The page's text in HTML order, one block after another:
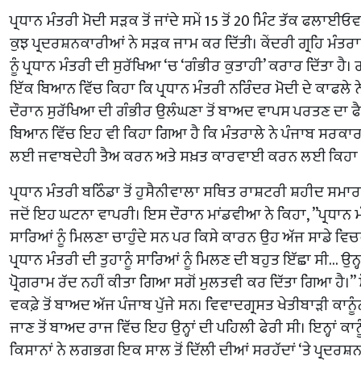
ਪ੍ਰਧਾਨ ਮੰਤਰੀ ਮੋਦੀ ਸੜਕ ਤੋਂ ਜਾਂਦੇ ਸਮੇਂ 15 ਤੋਂ 20 ਮਿੰਟ ਤੱਕ
ਕੁਝ ਪ੍ਰਦਰਸ਼ਨਕਾਰੀਆਂ ਨੇ ਸੜਕ ਜਾਮ ਕਰ ਦਿੱਤੀ। ਕੇਂਦਰੀ ਗ੍ਰਹਿ
ਨੂੰ ਪ੍ਰਧਾਨ ਮੰਤਰੀ ਦੀ ਸੁਰੱਖਿਆ ‘ਚ ‘ਗੰਭੀਰ ਕੁਤਾਹੀ’ ਕਰਾਰ ਦਿੱਤਾ ਹੈ।
ਇੱਕ ਬਿਆਨ ਵਿੱਚ ਕਿਹਾ ਕਿ ਪ੍ਰਧਾਨ ਮੰਤਰੀ ਨਰਿੰਦਰ ਮੋਦੀ ਦੇ ਕਾਫਲੇ
ਦੌਰਾਨ ਸੁਰੱਖਿਆ ਦੀ ਗੰਭੀਰ ਉਲੰਘਣਾ ਤੋਂ ਬਾਅਦ ਵਾਪਸ ਪਰਤਣ ਦਾ
ਬਿਆਨ ਵਿੱਚ ਇਹ ਵੀ ਕਿਹਾ ਗਿਆ ਹੈ ਕਿ ਮੰਤਰਾਲੇ ਨੇ ਪੰਜਾਬ
ਲਈ ਜਵਾਬਦੇਹੀ ਤੈਅ ਕਰਨ ਅਤੇ ਸਖ਼ਤ ਕਾਰਵਾਈ ਕਰਨ ਲਈ ਕਿਹਾ
ਪ੍ਰਧਾਨ ਮੰਤਰੀ ਬਠਿੰਡਾ ਤੋਂ ਹੁਸੈਨੀਵਾਲਾ ਸਥਿਤ ਰਾਸ਼ਟਰੀ ਸ਼ਹੀਦ
ਜਦੋਂ ਇਹ ਘਟਨਾ ਵਾਪਰੀ। ਇਸ ਦੌਰਾਨ ਮਾਂਡਵੀਆ ਨੇ ਕਿਹਾ, ”ਪ੍ਰਧਾਨ
ਸਾਰਿਆਂ ਨੂੰ ਮਿਲਣਾ ਚਾਹੁੰਦੇ ਸਨ ਪਰ ਕਿਸੇ ਕਾਰਨ ਉਹ ਅੱਜ ਸਾਡੇ
ਪ੍ਰਧਾਨ ਮੰਤਰੀ ਦੀ ਤੁਹਾਨੂੰ ਸਾਰਿਆਂ ਨੂੰ ਮਿਲਣ ਦੀ ਬਹੁਤ ਇੱਛਾ ਸੀ…
ਪ੍ਰੋਗਰਾਮ ਰੱਦ ਨਹੀਂ ਕੀਤਾ ਗਿਆ ਸਗੋਂ ਮੁਲਤਵੀ ਕਰ ਦਿੱਤਾ ਗਿਆ ਹੈ।”
ਵਕਫ਼ੇ ਤੋਂ ਬਾਅਦ ਅੱਜ ਪੰਜਾਬ ਪੁੱਜੇ ਸਨ। ਵਿਵਾਦਗ੍ਰਸਤ ਖੇਤੀਬਾੜੀ
ਜਾਣ ਤੋਂ ਬਾਅਦ ਰਾਜ ਵਿੱਚ ਇਹ ਉਨ੍ਹਾਂ ਦੀ ਪਹਿਲੀ ਫੇਰੀ ਸੀ। ਇਨ੍ਹਾਂ
ਕਿਸਾਨਾਂ ਨੇ ਲਗਭਗ ਇਕ ਸਾਲ ਤੋਂ ਦਿੱਲੀ ਦੀਆਂ ਸਰਹੱਦਾਂ ‘ਤੇ ਪ੍ਰਦਰਸ਼ਨ